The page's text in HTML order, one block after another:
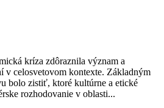
kríza zdôraznila význam a
v celosvetovom kontexte. Základným
bolo zistiť, ktoré kultúrne a etické
rozhodovanie v oblasti...